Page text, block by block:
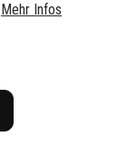
Mehr Infos